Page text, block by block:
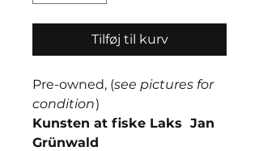
Tilføj til kurv
Pre-owned, (see pictures for
condition)
Kunsten at fiske Laks Jan
Grünwald